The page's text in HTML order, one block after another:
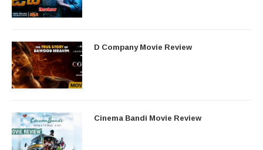
D Company Movie Review
Cinema Bandi Movie Review